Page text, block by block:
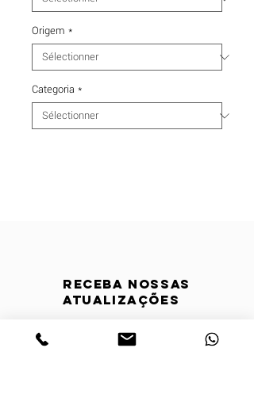
Origem *
Categoria *
Receba nossas
atualizações